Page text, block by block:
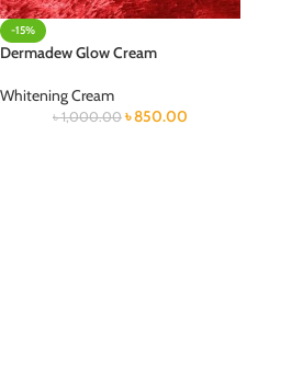
-15%
Dermadew Glow Cream
Whitening Cream
৳1,000.00 ৳850.00